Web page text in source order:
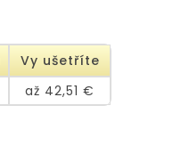
Vy ušetříte
až 42,51 €